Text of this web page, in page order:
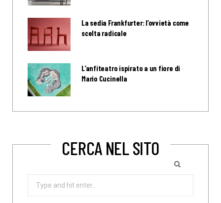
La sedia Frankfurter: l’ovvietà come
scelta radicale
L’anfiteatro ispirato a un fiore di
Mario Cucinella
CERCA NEL SITO
Search